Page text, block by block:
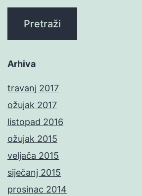
Arhiva
travanj 2017
ožujak 2017
listopad 2016
ožujak 2015
veljača 2015
siječanj 2015
prosinac 2014